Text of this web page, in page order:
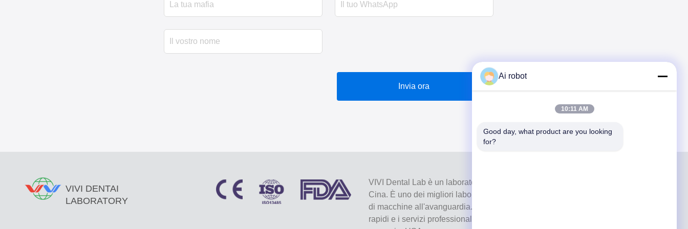
Invia ora
VIVI DENTAI
LABORATORY
VIVI Dental Lab è un laboratorio a servizio completo di alto livello di Shenzhen, in
Cina. È uno dei migliori laboratori odontotecnici certificati CE, ISO e FDA e dotati
di macchine all'avanguardia. Suo l'impegno per l'alta qualità, i tempi di consegna
rapidi e i servizi professionali ha vinto numerosi feedback positivi dai mercati
Ai robot
10:11 AM
Good day, what product are you looking
for?